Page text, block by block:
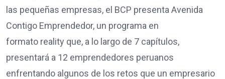
las pequeñas empresas, el BCP presenta Avenida
Contigo Emprendedor, un programa en
formato reality que, a lo largo de 7 capítulos,
presentará a 12 emprendedores peruanos
enfrentando algunos de los retos que un empresario